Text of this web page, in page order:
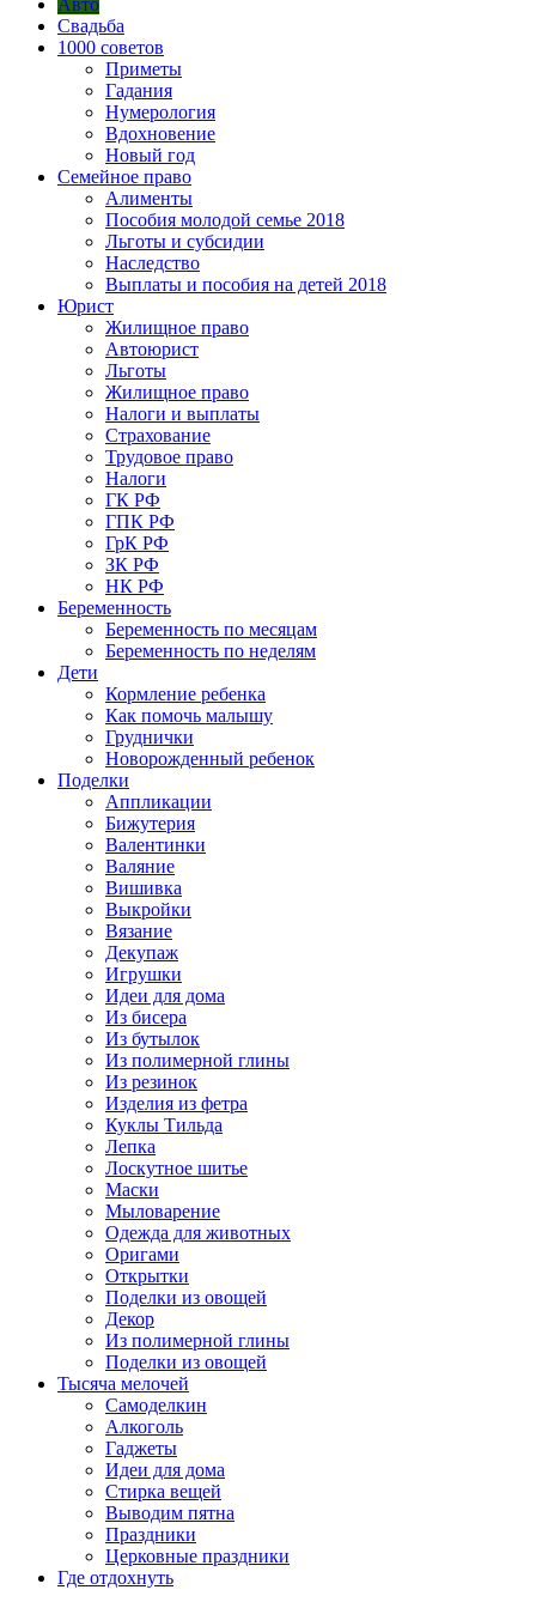
Свадьба
1000 советов
Приметы
Гадания
Нумерология
Вдохновение
Новый год
Семейное право
Алименты
Пособия молодой семье 2018
Льготы и субсидии
Наследство
Выплаты и пособия на детей 2018
Юрист
Жилищное право
Автоюрист
Льготы
Жилищное право
Налоги и выплаты
Страхование
Трудовое право
Налоги
ГК РФ
ГПК РФ
ГрК РФ
ЗК РФ
НК РФ
Беременность
Беременность по месяцам
Беременность по неделям
Дети
Кормление ребенка
Как помочь малышу
Груднички
Новорожденный ребенок
Поделки
Аппликации
Бижутерия
Валентинки
Валяние
Вишивка
Выкройки
Вязание
Декупаж
Игрушки
Идеи для дома
Из бисера
Из бутылок
Из полимерной глины
Из резинок
Изделия из фетра
Куклы Тильда
Лепка
Лоскутное шитье
Маски
Мыловарение
Одежда для животных
Оригами
Открытки
Поделки из овощей
Декор
Из полимерной глины
Поделки из овощей
Тысяча мелочей
Самоделкин
Алкоголь
Гаджеты
Идеи для дома
Стирка вещей
Выводим пятна
Праздники
Церковные праздники
Где отдохнуть